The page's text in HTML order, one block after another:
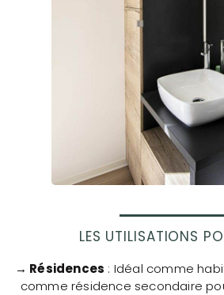
LES UTILISATIONS
→ Résidences : Idéal comme
comme résidence secondaire